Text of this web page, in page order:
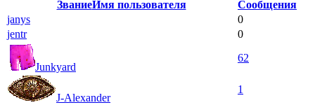
ЗваниеИмя пользователя
Сообщения
janys
0
jentr
0
Junkyard
62
J-Alexander
1